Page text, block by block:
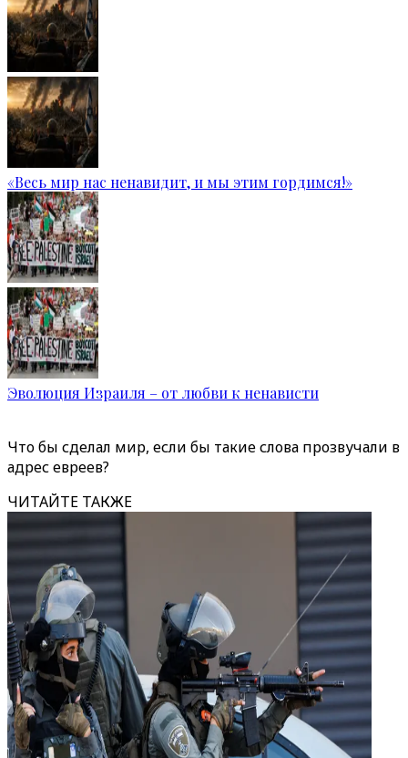
«Весь мир нас ненавидит, и мы этим гордимся!»
Эволюция Израиля – от любви к ненависти
Что бы сделал мир, если бы такие слова прозвучали в
адрес евреев?
ЧИТАЙТЕ ТАКЖЕ